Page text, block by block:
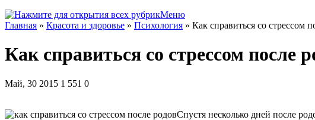
Меню
Главная » Красота и здоровье » Психология » Как справиться со стрессом
Как справиться со стрессом после
Май, 30 2015 1 551 0
Спустя несколько дней после